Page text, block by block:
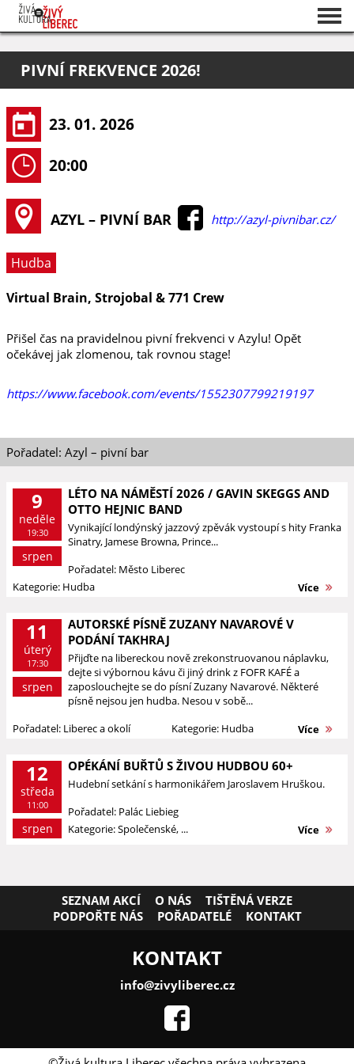
O projektu
Pořadatelé
PIVNÍ FREKVENCE 2026!
23. 01. 2026
20:00
AZYL – PIVNÍ BAR http://azyl-pivnibar.cz/
Hudba
Virtual Brain, Strojobal & 771 Crew
Přišel čas na pravidelnou pivní frekvenci v Azylu! Opět
očekávej jak zlomenou, tak rovnou stage!
https://www.facebook.com/events/1552307799219197
Pořadatel: Azyl – pivní bar
9
neděle
19:30
srpen
LÉTO NA NÁMĚSTÍ 2026 / GAVIN SKEGGS AND
OTTO HEJNIC BAND
Vynikající londýnský jazzový zpěvák vystoupí s hity Franka
Sinatry, Jamese Browna, Prince...
Pořadatel: Město Liberec
Kategorie: Hudba
Více
11
úterý
17:30
srpen
AUTORSKÉ PÍSNĚ ZUZANY NAVAROVÉ V
PODÁNÍ TAKHRAJ
Přijďte na libereckou nově zrekonstruovanou náplavku,
dejte si výbornou kávu či jiný drink z FOFR KAFÉ a
zaposlouchejte se do písní Zuzany Navarové. Některé
písně nejsou jen hudba. Nesou v sobě...
Pořadatel: Liberec a okolí
Kategorie: Hudba Více
12
středa
11:00
srpen
OPÉKÁNÍ BUŘTŮ S ŽIVOU HUDBOU 60+
Hudební setkání s harmonikářem Jaroslavem Hruškou.
Pořadatel: Palác Liebieg
Kategorie: Společenské, ...
Více
SEZNAM AKCÍ O NÁS
TIŠTĚNÁ VERZE
PODPOŘTE NÁS
POŘADATELÉ KONTAKT
KONTAKT
info@zivyliberec.cz